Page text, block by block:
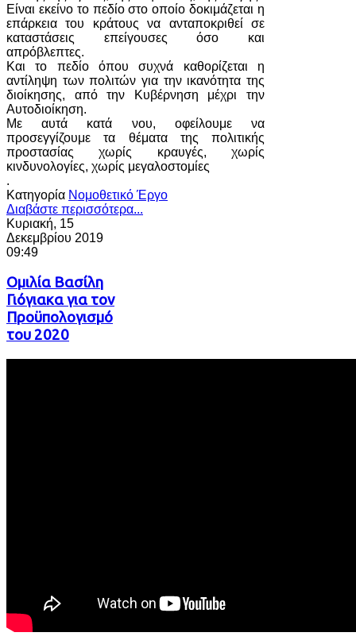
Είναι εκείνο το πεδίο στο οποίο δοκιμάζεται η
επάρκεια του κράτους να ανταποκριθεί σε
καταστάσεις επείγουσες όσο και
απρόβλεπτες.
Και το πεδίο όπου συχνά καθορίζεται η
αντίληψη των πολιτών για την ικανότητα της
διοίκησης, από την Κυβέρνηση μέχρι την
Αυτοδιοίκηση.
Με αυτά κατά νου, οφείλουμε να
προσεγγίζουμε τα θέματα της πολιτικής
προστασίας χωρίς κραυγές, χωρίς
κινδυνολογίες, χωρίς μεγαλοστομίες
.
Κατηγορία Νομοθετικό Έργο
Διαβάστε περισσότερα...
Κυριακή, 15
Δεκεμβρίου 2019
09:49
Ομιλία Βασίλη
Γιόγιακα για τον
Προϋπολογισμό
του 2020